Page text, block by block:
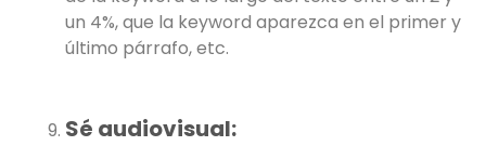
un 4%, que la keyword aparezca en el primer y
último párrafo, etc.
Sé audiovisual: